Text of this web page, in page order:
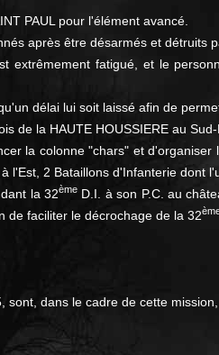
PAUL pour l'élément avancé.
après être désarmés et détruits
extrêmement fatigué, et le
délai lui soit laissé afin de
de la HAUTE HOUSSIERE au
la colonne "chars" et
2 Bataillons d'Infanterie dont
la 32ème D.I. à son P.C. au
de faciliter le décrochage de la 32
dans le cadre de cette